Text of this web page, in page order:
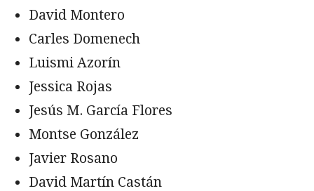
David Montero
Carles Domenech
Luismi Azorín
Jessica Rojas
Jesús M. García Flores
Montse González
Javier Rosano
David Martín Castán